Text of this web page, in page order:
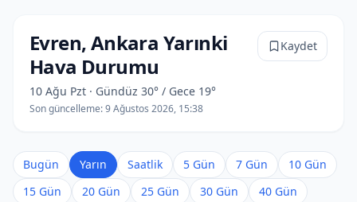
Evren, Ankara Yarınki
Hava Durumu
10 Ağu Pzt · Gündüz 30° / Gece 19°
Son güncelleme:9 Ağustos 2026, 15:38
Kaydet
Bugün Yarın Saatlik 5 Gün 7 Gün
10 Gün
15 Gün
20 Gün 25 Gün 30 Gün
40 Gün